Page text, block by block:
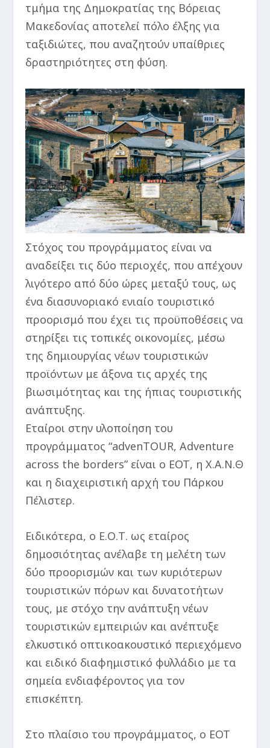
τμήμα της Δημοκρατίας της Βόρειας
Μακεδονίας αποτελεί πόλο έλξης για
ταξιδιώτες, που αναζητούν υπαίθριες
δραστηριότητες στη φύση.
Στόχος του προγράμματος είναι να
αναδείξει τις δύο περιοχές, που απέχουν
λιγότερο από δύο ώρες μεταξύ τους, ως
ένα διασυνοριακό ενιαίο τουριστικό
προορισμό που έχει τις προϋποθέσεις να
στηρίξει τις τοπικές οικονομίες, μέσω
της δημιουργίας νέων τουριστικών
προϊόντων με άξονα τις αρχές της
βιωσιμότητας και της ήπιας τουριστικής
ανάπτυξης.
Εταίροι στην υλοποίηση του
προγράμματος “advenTOUR, Adventure
across the borders” είναι ο ΕΟΤ, η Χ.Α.Ν.Θ
και η διαχειριστική αρχή του Πάρκου
Πέλιστερ.
Ειδικότερα, ο Ε.Ο.Τ. ως εταίρος
δημοσιότητας ανέλαβε τη μελέτη των
δύο προορισμών και των κυριότερων
τουριστικών πόρων και δυνατοτήτων
τους, με στόχο την ανάπτυξη νέων
τουριστικών εμπειριών και ανέπτυξε
ελκυστικό οπτικοακουστικό περιεχόμενο
και ειδικό διαφημιστικό φυλλάδιο με τα
σημεία ενδιαφέροντος για τον
επισκέπτη.
Στο πλαίσιο του προγράμματος, ο ΕΟΤ